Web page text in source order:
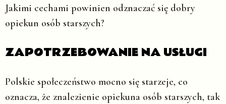
Jakimi cechami powinien odznaczać się dobry
opiekun osób starszych?
ZAPOTRZEBOWANIE NA USŁUGI
Polskie społeczeństwo mocno się starzeje, co
oznacza, że znalezienie opiekuna osób starszych, tak